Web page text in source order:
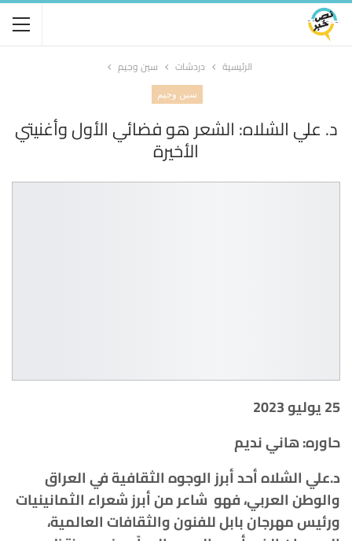
الرئيسية دردشات سين وجيم
سين وجيم
د. علي الشلاه: الشعر هو فضائي الأول وأغنيتي
الأخيرة
25 يوليو 2023
حاوره: هاني نديم
د.علي الشلاه أحد أبرز الوجوه الثقافية في العراق
والوطن العربي، فهو شاعر من أبرز شعراء الثمانينيات
ورئيس مهرجان بابل للفنون والثقافات العالمية،